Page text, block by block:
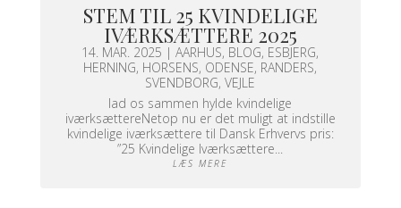
STEM TIL 25 KVINDELIGE
IVÆRKSÆTTERE 2025
14. MAR. 2025 |AARHUS, BLOG, ESBJERG,
HERNING, HORSENS, ODENSE, RANDERS,
SVENDBORG,VEJLE
lad os sammen hylde kvindelige
iværksættereNetop nu er det muligt at indstille
kvindelige iværksættere til Dansk Erhvervs pris:
”25 Kvindelige Iværksættere...
LÆS MERE